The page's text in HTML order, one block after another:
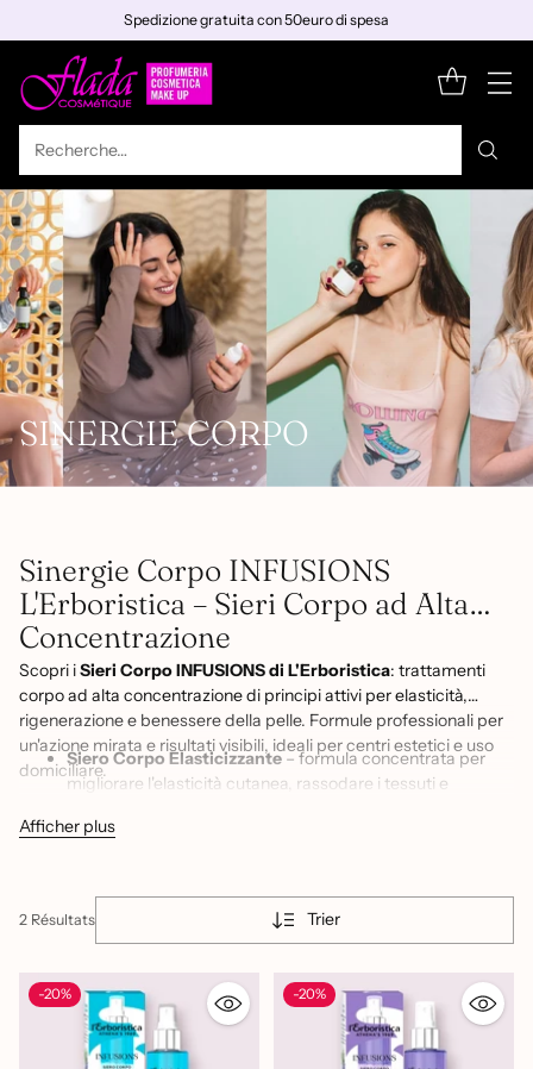
Spedizione gratuita con 50euro di spesa
Recherche…
SINERGIE CORPO
Sinergie Corpo INFUSIONS
L'Erboristica – Sieri Corpo ad Alta
Concentrazione
Scopri iSieri Corpo INFUSIONS di L'Erboristica: trattamenti
corpo ad alta concentrazione di principi attivi per elasticità,
rigenerazione e benessere della pelle. Formule professionali per
un'azione mirata e risultati visibili, ideali per centri estetici e uso
domiciliare.
Siero Corpo Elasticizzante– formula concentrata per
migliorare l'elasticità cutanea, rassodare i tessuti e
cosce
stimolare il rinnovamento cellulare, nutrire in profondità e
restituire morbidezza e luminosità alla pelle del corpo
Afficher plus
Trier
2 Résultats
-20% -20%